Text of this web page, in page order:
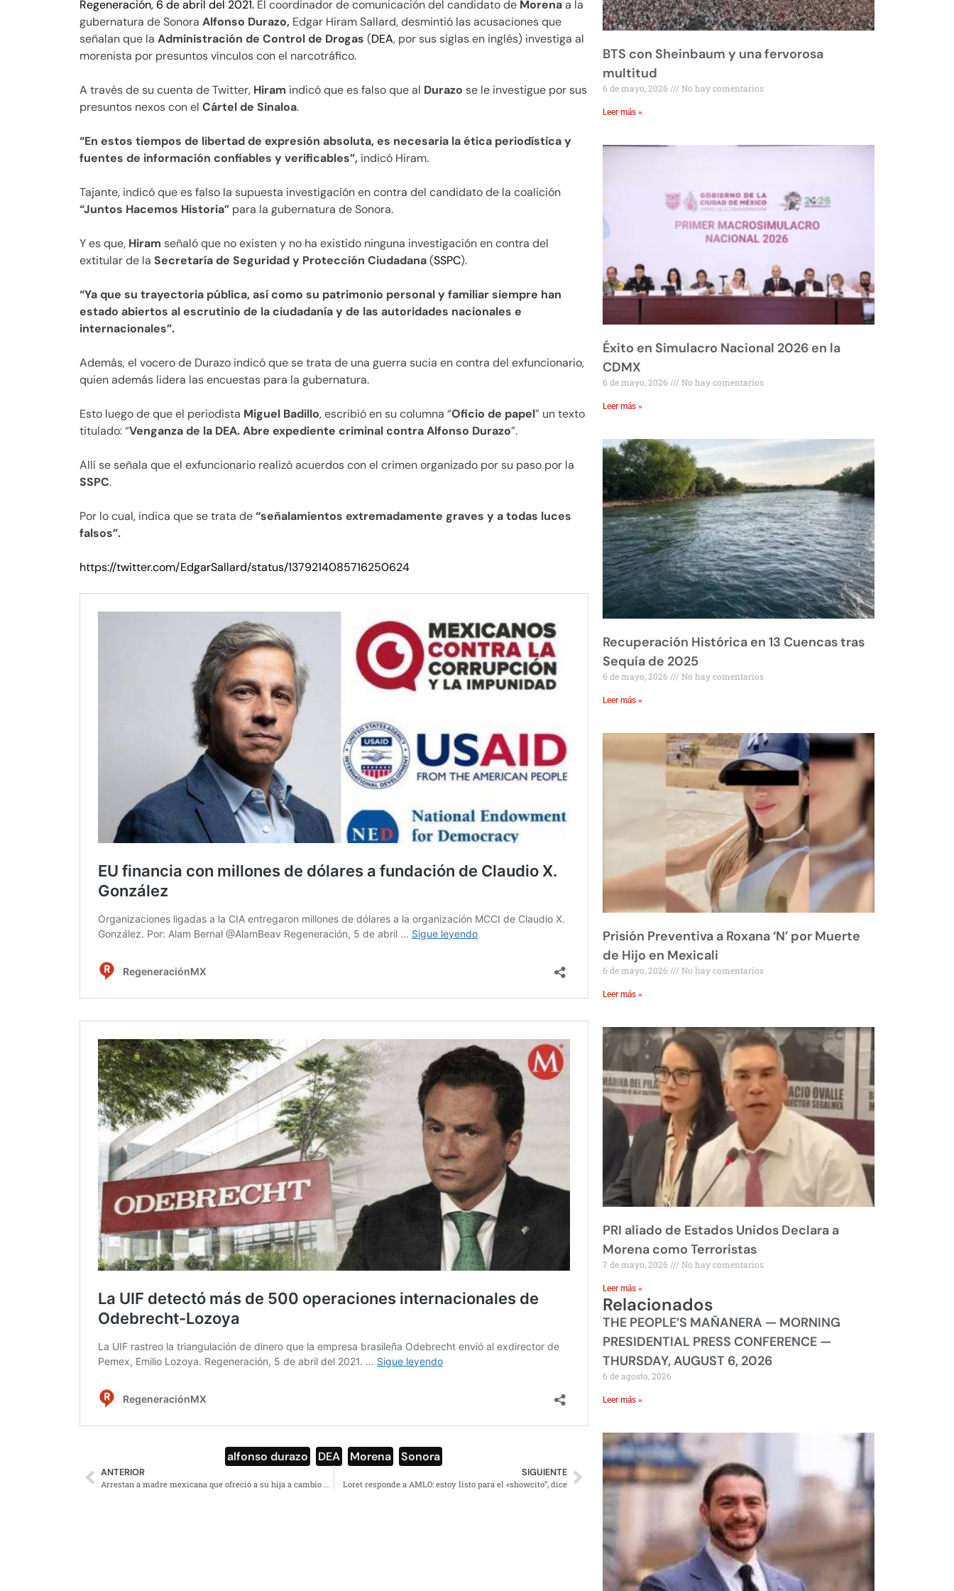
Regeneración, 6 de abril del 2021. El coordinador de comunicación del candidato de Morenaa la
gubernatura de Sonora Alfonso Durazo, Edgar Hiram Sallard, desmintió las acusaciones que
señalan que la Administración de Control de Drogas (DEA, por sus siglas en inglés) investiga al
morenista por presuntos vínculos con el narcotráfico.
A través de su cuenta de Twitter, Hiram indicó que es falso que al Durazo se le investigue por sus
presuntos nexos con el Cártel de Sinaloa.
“En estos tiempos de libertad de expresión absoluta, es necesaria la ética periodística y
fuentes de información confiables y verificables”, indicó Hiram.
Tajante, indicó que es falso la supuesta investigación en contra del candidato de la coalición
“Juntos Hacemos Historia” para la gubernatura de Sonora.
Y es que, Hiram señaló que no existen y no ha existido ninguna investigación en contra del
extitular de la Secretaría de Seguridad y Protección Ciudadana(SSPC).
“Ya que su trayectoria pública, así como su patrimonio personal y familiar siempre han
estado abiertos al escrutinio de la ciudadanía y de las autoridades nacionales e
internacionales”.
Además, el vocero de Durazo indicó que se trata de una guerra sucia en contra del exfuncionario,
quien además lidera las encuestas para la gubernatura.
Esto luego de que el periodista Miguel Badillo, escribió en su columna “Oficio de papel” un texto
titulado: “Venganza de la DEA. Abre expediente criminal contra Alfonso Durazo”.
Allí se señala que el exfuncionario realizó acuerdos con el crimen organizado por su paso por la
SSPC.
Por lo cual, indica que se trata de“señalamientos extremadamente graves y a todas luces
falsos”.
https://twitter.com/EdgarSallard/status/1379214085716250624
alfonso durazo DEA Morena Sonora
ANTERIOR SIGUIENTE
Loret responde a AMLO: estoy listo para el «showcito”, dice
BTS con Sheinbaum y una fervorosa
multitud
6 de mayo, 2026 No hay comentarios
Leer más »
Éxito en Simulacro Nacional 2026 en la
CDMX
6 de mayo, 2026 No hay comentarios
Leer más »
Recuperación Histórica en 13 Cuencas tras
Sequía de 2025
6 de mayo, 2026 No hay comentarios
Leer más »
Prisión Preventiva a Roxana ‘N’ por Muerte
de Hijo en Mexicali
6 de mayo, 2026 No hay comentarios
Leer más »
PRI aliado de Estados Unidos Declara a
Morena como Terroristas
7 de mayo, 2026 No hay comentarios
Leer más »
Relacionados
THE PEOPLE’S MAÑANERA — MORNING
PRESIDENTIAL PRESS CONFERENCE —
THURSDAY, AUGUST 6, 2026
6 de agosto, 2026
Leer más »